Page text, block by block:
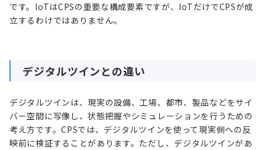
です。IoTはCPSの重要な構成要素ですが、IoTだけでCPSが成
立するわけではありません。
デジタルツインとの違い
デジタルツインは、現実の設備、工場、都市、製品などをサイ
バー空間に写像し、状態把握やシミュレーションを行うための
考え方です。CPSでは、デジタルツインを使って現実側への反
映前に検証することがあります。ただし、デジタルツインがあ